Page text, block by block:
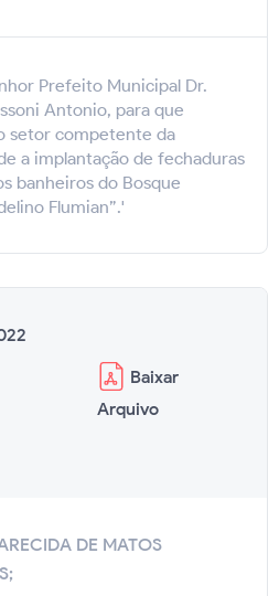
Prefeito Municipal Dr.
Antonio, para que
setor competente da
a implantação de fechaduras
banheiros do Bosque
Flumian”.'
Baixar
Arquivo
DE MATOS